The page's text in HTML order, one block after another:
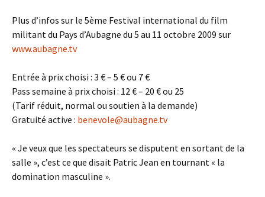
Plus d’infos sur le 5ème Festival international du film
militant du Pays d’Aubagne du 5 au 11 octobre 2009 sur
www.aubagne.tv
Entrée à prix choisi : 3 € – 5 € ou 7 €
Pass semaine à prix choisi : 12 € – 20 € ou 25
(Tarif réduit, normal ou soutien à la demande)
Gratuité active : benevole@aubagne.tv
« Je veux que les spectateurs se disputent en sortant de la
salle », c’est ce que disait Patric Jean en tournant « la
domination masculine ».